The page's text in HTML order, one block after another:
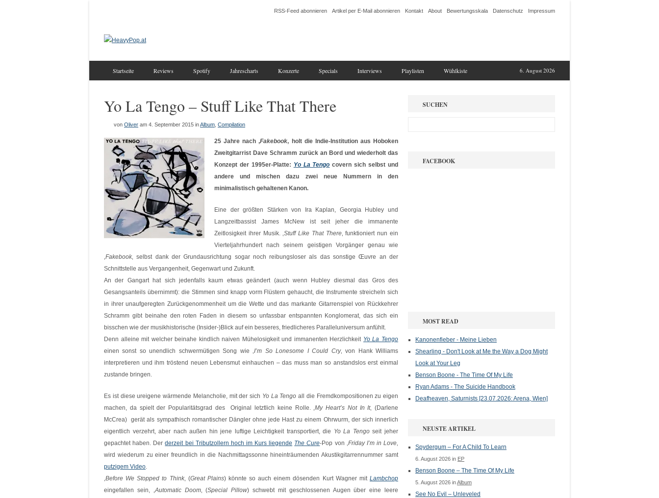
RSS-Feed abonnieren Artikel per E-Mail abonnieren Kontakt About Bewertungsskala Datenschutz Impressum
6. August 2026
Startseite Reviews Spotify Jahrescharts Konzerte Specials Interviews Playlisten Wühlkiste
Yo La Tengo – Stuff Like That There
von Oliver am 4. September 2015 inAlbum Compilation
25 Jahre nach ‚Fakebook‚ holt die Indie-Institution aus Hoboken
Zweitgitarrist Dave Schramm zurück an Bord und wiederholt das
Konzept der 1995er-Platte: Yo La Tengo covern sich selbst und
andere und mischen dazu zwei neue Nummern in den
minimalistisch gehaltenen Kanon.
Eine der größten Stärken von Ira Kaplan, Georgia Hubley und
Langzeitbassist James McNew ist seit jeher die immanente
Zeitlosigkeit ihrer Musik. ‚Stuff Like That There‚ funktioniert nun ein
Vierteljahrhundert nach seinem geistigen Vorgänger genau wie
‚Fakebook‚ selbst dank der Grundausrichtung sogar noch reibungsloser als das sonstigeŒuvre an der
Schnittstelle aus Vergangenheit, Gegenwart und Zukunft.
An der Gangart hat sich jedenfalls kaum etwas geändert (auch wenn Hubley diesmal das Gros des
Gesangsanteils übernimmt): die Stimmen sind knapp vorm Flüstern gehaucht, die Instrumente streicheln sich
in ihrer unaufgeregten Zurückgenommenheit um die Wette und das markante Gitarrenspiel von Rückkehrer
Schramm gibt beinahe den roten Faden in diesem so unfassbar entspannten Konglomerat, das sich ein
bisschen wie der musikhistorische (Insider-)Blick auf ein besseres, friedlicheres Paralleluniversum anfühlt.
Denn alleine mit welcher beinahe kindlich naiven Mühelosigkeit und immanenten Herzlichkeit Yo La Tengo
einen sonst so unendlich schwermütigen Song wie ‚I’m So Lonesome I Could Cry‚ von Hank Williams
interpretieren und ihm tröstend neuen Lebensmut einhauchen – das muss man so anstandslos erst einmal
zustande bringen.
Es ist diese ureigene wärmende Melancholie, mit der sich Yo La Tengo all die Fremdkompositionen zu eigen
machen, da spielt der Popularitätsgrad des Original letztlich keine Rolle. ‚My Heart’s Not In It‚ (Darlene
McCrea) gerät als sympathisch romantischer Dängler ohne jede Hast zu einem Ohrwurm, der sich innerlich
eigentlich verzehrt, aber nach außen hin jene luftige Leichtigkeit transportiert, die Yo La Tengoseit jeher
gepachtet haben. Derderzeit bei Tributzollern hoch im Kurs liegende The Cure-Pop von ‚Friday I’m in Love‚
wird wiederum zu einer freundlich in die Nachmittagssonne hineinträumenden Akustikgitarrennummer samt
putzigem Video.
‚Before We Stopped to Think‚ (Great Plains) könnte so auch einem dösenden Kurt Wagner mitLambchop
eingefallen sein, ‚Automatic Doom‚ (Special Pillow) schwebt mit geschlossenen Augen über eine leere
SUCHEN
FACEBOOK
MOST READ
Kanonenfieber - Meine Lieben
Shearling - Don't Look at Me the Way a Dog Might
Look at Your Leg
Benson Boone - The Time Of My Life
Ryan Adams - The Suicide Handbook
Deafheaven, Saturnists [23.07.2026: Arena, Wien]
NEUSTE ARTIKEL
Spydergum – For A Child To Learn
6. August 2026 in EP
Benson Boone – The Time Of My Life
5. August 2026 inAlbum
See No Evil – Unleveled